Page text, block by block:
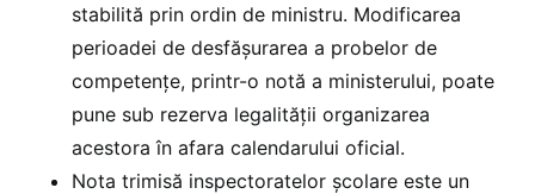
stabilită prin ordin de ministru. Modificarea
perioadei de desfășurarea a probelor de
competențe, printr-o notă a ministerului, poate
pune sub rezerva legalității organizarea
acestora în afara calendarului oficial.
Nota trimisă inspectoratelor școlare este un